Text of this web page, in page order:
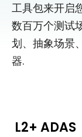
工具包来开启
数百万个测试
划、抽象场景
器.
L2+ ADAS